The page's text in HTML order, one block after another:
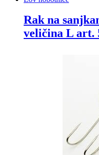
Rak na
veličina L art.